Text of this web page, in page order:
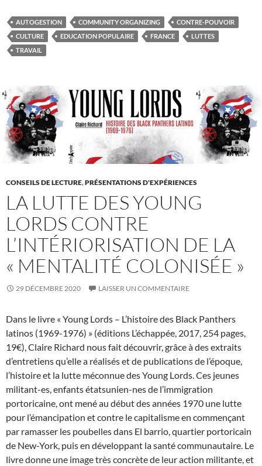
AUTOGESTION COMMUNITY ORGANIZING
CONTRE-POUVOIR
CULTURE
EDUCATION POPULAIRE FRANCE
LUTTES
TRAVAIL
CONSEILS DE LECTURE,PRÉSENTATIONS D'EXPÉRIENCES
LA LUTTE DES YOUNG
LORDS CONTRE
L’INTÉRIORISATION DE LA
« MENTALITÉ COLONISÉE »
29 DÉCEMBRE 2020 LAISSER UN COMMENTAIRE
Dans le livre « Young Lords – L’histoire des Black Panthers
latinos (1969-1976) » (éditions L’échappée, 2017, 254 pages,
19€), Claire Richard nous fait découvrir, grâce à des extraits
d’entretiens qu’elle a réalisés et de publications de l’époque,
l’histoire et la lutte méconnue des Young Lords. Ces jeunes
militant-es, enfants étatsunien-nes de l’immigration
portoricaine, ont mené au début des années 1970 une lutte
pour l’émancipation et contre le capitalisme en commençant
par ramasser les poubelles dans El barrio, quartier portoricain
de New-York, puis en développant la santé communautaire. Le
livre donne une image très concrète de leur action militante, et